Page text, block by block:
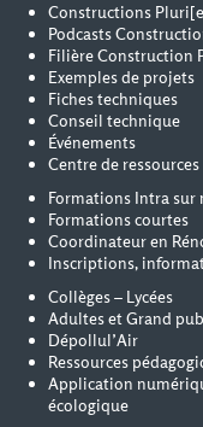
Constructions
Podcasts
Filière Construction
Exemples de projets
Fiches techniques
Conseil technique
Événements
Centre de ressources
Formations Intra sur
Formations courtes
Coordinateur en
Inscriptions,
Collèges – Lycées
Adultes et Grand
Dépollul’Air
Ressources
Application
écologique